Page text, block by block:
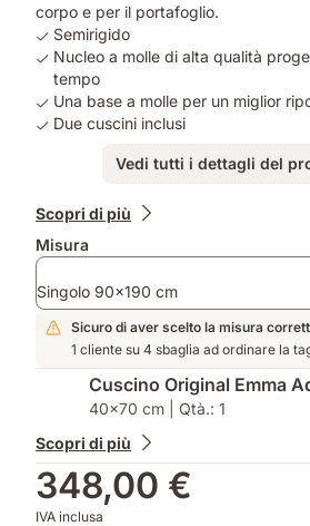
corpo e per il portafoglio.
Semirigido
Nucleo a molle di alta qualità
tempo
Una base a molle per un miglior
Due cuscini inclusi
Vedi tutti i dettagli del
Prodotti
Scopri di più
Misura
Singolo 90x190 cm
Sicuro di aver scelto la misura
1 cliente su 4 sbaglia ad ordinare la
Cuscino Original Emma
40x70 cm | Qtà.: 1
Scopri di più
348,00 €
IVA inclusa